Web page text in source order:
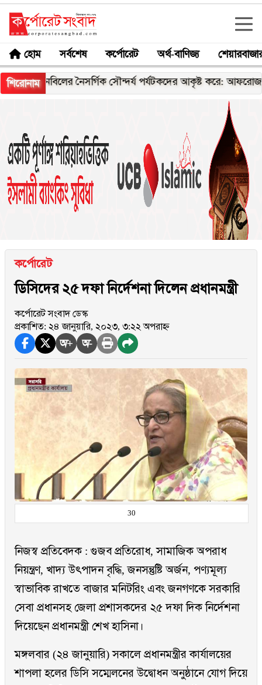
হোম সর্বশেষ কর্পোরেট অর্থ-বাণিজ্য
শিরোনামনৈসর্গিক সৌন্দর্য পর্যটকদের আকৃষ্ট করে: আফরোজা খানম
কর্পোরেট
ডিসিদের ২৫ দফা নির্দেশনা দিলেন প্রধানমন্ত্রী
কর্পোরেট সংবাদ ডেস্ক
প্রকাশিত: ২৪ জানুয়ারি, ২০২৩, ৩:২২ অপরাহ্ন
অ+ অ-
30
নিজস্ব প্রতিবেদক : গুজব প্রতিরোধ, সামাজিক অপরাধ
নিয়ন্ত্রণ, খাদ্য উৎপাদন বৃদ্ধি, জনসন্তুষ্টি অর্জন, পণ্যমূল্য
স্বাভাবিক রাখতে বাজার মনিটরিং এবং জনগণকে সরকারি
সেবা প্রধানসহ জেলা প্রশাসকদের ২৫ দফা দিক নির্দেশনা
দিয়েছেন প্রধানমন্ত্রী শেখ হাসিনা।
মঙ্গলবার (২৪ জানুয়ারি) সকালে প্রধানমন্ত্রীর কার্যালয়ের
শাপলা হলের ডিসি সম্মেলনের উদ্বোধন অনুষ্ঠানে যোগ দিয়ে